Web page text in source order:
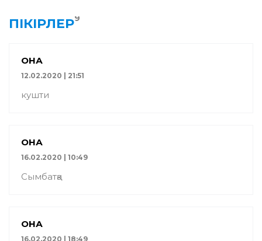
ПІКІРЛЕР9
ҚОНАҚ
12.02.2020 | 21:51
кушти
ҚОНАҚ
16.02.2020 | 10:49
Сымбатқа
ҚОНАҚ
16.02.2020 | 18:49